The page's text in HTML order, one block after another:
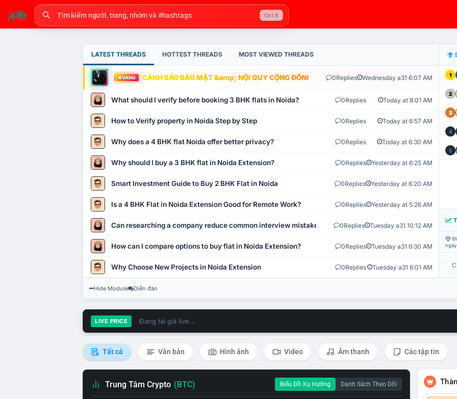
Ctrl K
LATEST THREADS HOTTEST THREADS MOST VIEWED THREADS
VÀNG CẢNH BÁO BẢO MẬT &amp; NỘI QUY CỘNG ĐỒNG VLIKE.VN: HỆ THỐNG GIÁM SÁT TỰ
0Replies Wednesday a31 6:07 AM
What should I verify before booking 3 BHK flats in Noida? 0Replies Today at 8:01 AM
How to Verify property in Noida Step by Step 0Replies Today at 6:57 AM
Why does a 4 BHK flat Noida offer better privacy? 0Replies Today at 6:30 AM
Why should I buy a 3 BHK flat in Noida Extension? 0Replies Yesterday at 6:25 AM
Smart Investment Guide to Buy 2 BHK Flat in Noida 0Replies Yesterday at 6:20 AM
Is a 4 BHK Flat in Noida Extension Good for Remote Work? 0Replies Yesterday at 5:26 AM
Can researching a company reduce common interview mistakes? 0Replies Tuesday a31 10:12 AM
How can I compare options to buy flat in Noida Extension? 0Replies Tuesday a31 6:30 AM
Why Choose New Projects in Noida Extension 0Replies Tuesday a31 6:01 AM
1
2
3
4
5
Hide Module Diễn đàn
LIVE PRICE Đang tải giá live...
Tất cả Văn bản Hình ảnh Video Âm thanh Các tập tin
Trung Tâm Crypto (BTC) Biểu Đồ Xu Hướng Danh Sách Theo Dõi